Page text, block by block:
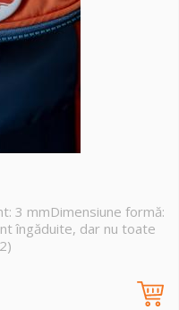
3 mmDimensiune formă:
îngăduite, dar nu toate